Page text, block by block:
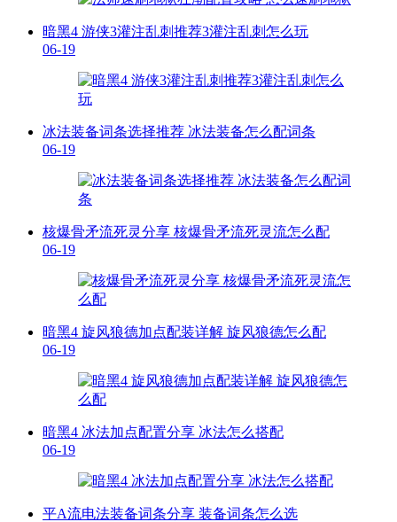
暗黑4 游侠3灌注乱刺推荐3灌注乱刺怎么玩
06-19
冰法装备词条选择推荐 冰法装备怎么配词条
06-19
核爆骨矛流死灵分享 核爆骨矛流死灵流怎么配
06-19
暗黑4 旋风狼德加点配装详解 旋风狼德怎么配
06-19
暗黑4 冰法加点配置分享 冰法怎么搭配
06-19
平A流电法装备词条分享 装备词条怎么选